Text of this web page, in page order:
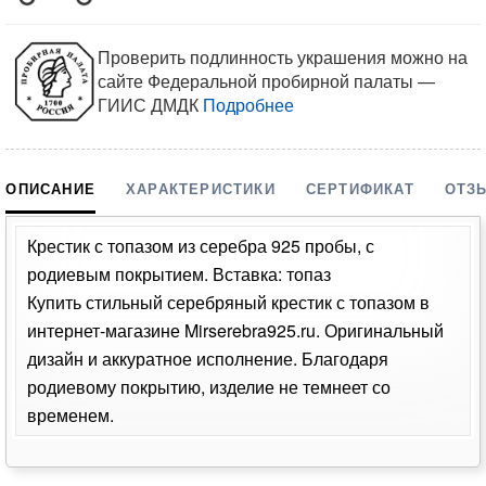
Проверить подлинность украшения можно на
сайте Федеральной пробирной палаты —
ГИИС ДМДК Подробнее
ОПИСАНИЕ ХАРАКТЕРИСТИКИ СЕРТИФИКАТ
Крестик с топазом из серебра 925 пробы, с
родиевым покрытием. Вставка: топаз
Купить стильный серебряный крестик с топазом в
интернет-магазине Mirserebra925.ru. Оригинальный
дизайн и аккуратное исполнение. Благодаря
родиевому покрытию, изделие не темнеет со
временем.